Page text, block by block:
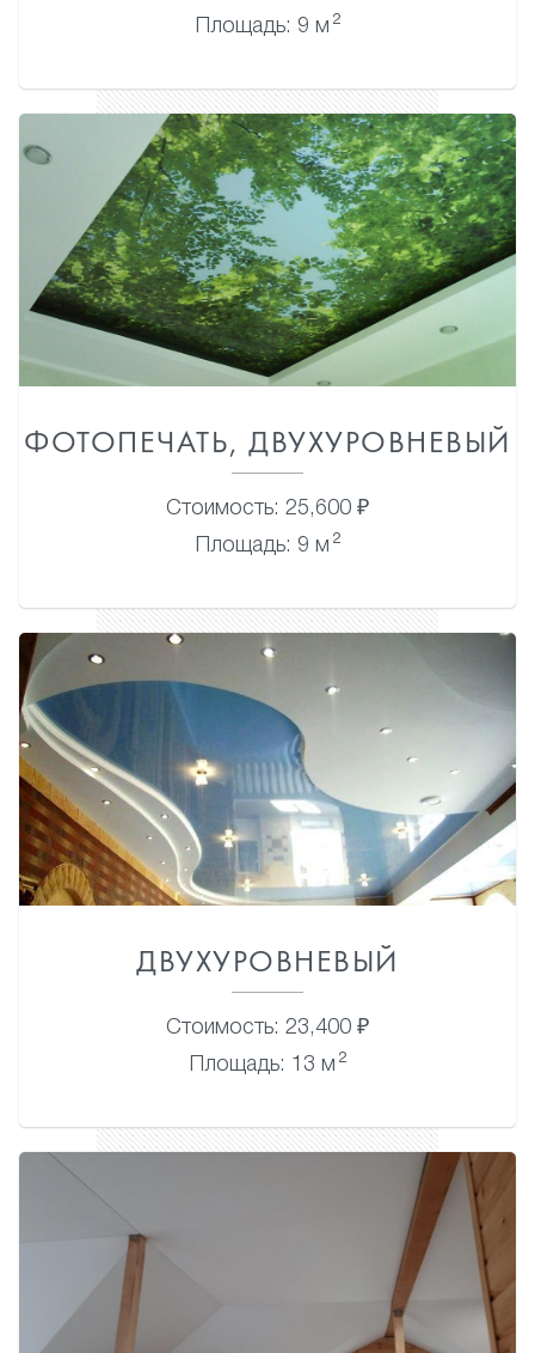
Площадь: 9 м 2
ФОТОПЕЧАТЬ, ДВУХУРОВНЕВЫЙ
Стоимость: 25,600 ₽
Площадь: 9 м 2
ДВУХУРОВНЕВЫЙ
Стоимость: 23,400 ₽
Площадь: 13 м 2